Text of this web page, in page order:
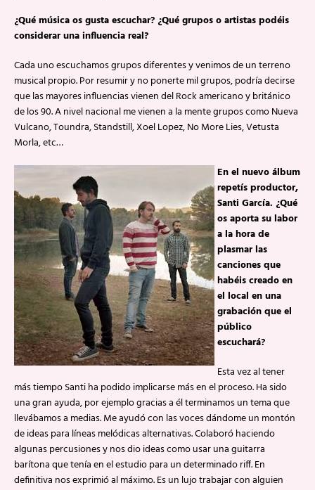
¿Qué música os gusta escuchar? ¿Qué grupos o artistas podéis
considerar una influencia real?
Cada uno escuchamos grupos diferentes y venimos de un terreno
musical propio. Por resumir y no ponerte mil grupos, podría decirse
que las mayores influencias vienen del Rock americano y británico
de los 90. A nivel nacional me vienen a la mente grupos como Nueva
Vulcano, Toundra, Standstill, Xoel Lopez, No More Lies, Vetusta
Morla, etc…
En el nuevo álbum
repetís productor,
Santi García. ¿Qué
os aporta su labor
a la hora de
plasmar las
canciones que
habéis creado en
el local en una
grabación que el
público
escuchará?
Esta vez al tener
más tiempo Santi ha podido implicarse más en el proceso. Ha sido
una gran ayuda, por ejemplo gracias a él terminamos un tema que
llevábamos a medias. Me ayudó con las voces dándome un montón
de ideas para líneas melódicas alternativas. Colaboró haciendo
algunas percusiones y nos dio ideas como usar una guitarra
barítona que tenía en el estudio para un determinado riff. En
definitiva nos exprimió al máximo. Es un lujo trabajar con alguien